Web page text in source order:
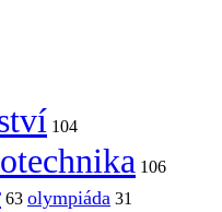
104
106
63 olympiáda 31